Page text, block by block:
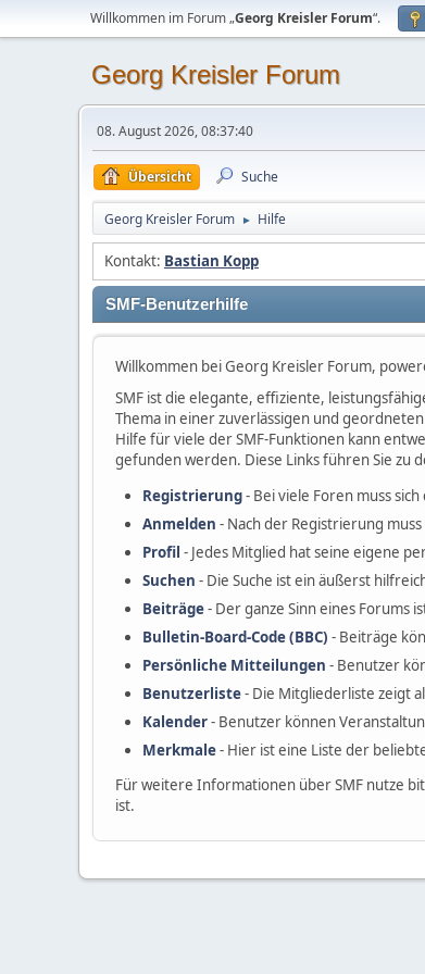
Willkommen im Forum „Georg Kreisler Forum“.
Georg Kreisler Forum
08. August 2026, 08:37:40
Übersicht Suche
Georg Kreisler Forum ► Hilfe
Kontakt: Bastian Kopp
SMF-Benutzerhilfe
Willkommen bei Georg Kreisler Forum,
SMF ist die elegante, effiziente,
Thema in einer zuverlässigen und
Hilfe für viele der SMF-Funktionen kann
gefunden werden. Diese Links führen Sie zu
Registrierung- Bei viele Foren muss
Anmelden - Nach der Registrierung
Profil - Jedes Mitglied hat seine eigene
Suchen - Die Suche ist ein äußerst
Beiträge- Der ganze Sinn eines Forums
Bulletin-Board-Code (BBC) - Beiträge
Persönliche Mitteilungen - Benutzer
Benutzerliste- Die Mitgliederliste zeigt
Kalender- Benutzer können
Merkmale- Hier ist eine Liste der
Für weitere Informationen über SMF nutze
ist.